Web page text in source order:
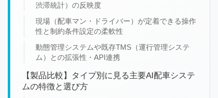
渋滞統計）の反映度
現場（配車マン・ドライバー）が定着できる操作
性と制約条件設定の柔軟性
動態管理システムや既存TMS（運行管理システ
ム）との拡張性・API連携
【製品比較】タイプ別に見る主要AI配車システ
ムの特徴と選び方